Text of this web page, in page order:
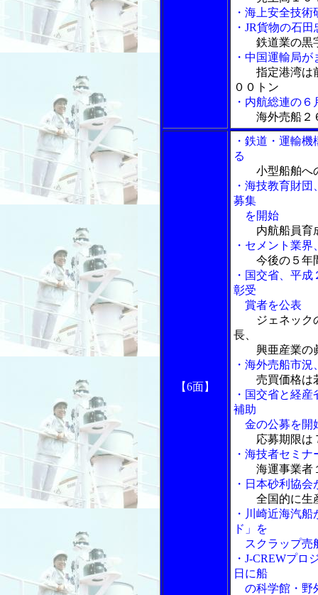
・海上安全技
・JR貨物の石
鉄道業の黒
・中国運輸局
指定港湾は
００トン
・内航総連の
海外売船２
【6面】
・鉄道・運輸
る
小型船舶へ
・海技教育財
募集
を開始
内航船員育
・セメント業
今後の５年
・国交省、平
彰受
賞者を公表
ジェネック
長、
興亜産業の
・海外売船市
売買価格は
・国交省と経
補助
金の公募を開
応募期限は
・海技者セミ
海運事業者
・日本砂利協
全国的に生
・川崎近海汽
ド」を
スクラップ売
・J-CREWプ
日に船
の科学館・野